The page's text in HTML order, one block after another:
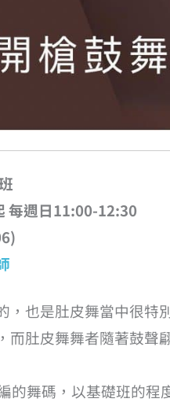
每週日11:00-12:30
，也是肚皮舞當中很特
而肚皮舞舞者隨著鼓聲
的舞碼，以基礎班的